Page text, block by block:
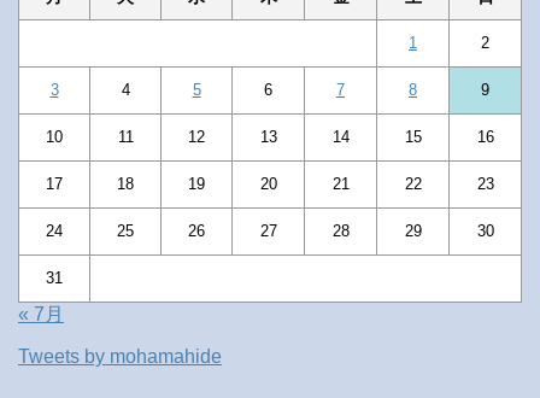
1 2
3 4 5 6 7 8 9
10 11 12 13 14 15 16
17 18 19 20 21 22 23
24 25 26 27 28 29 30
31
« 7月
Tweets by mohamahide